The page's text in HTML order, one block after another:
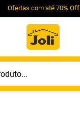
Ofertas com até 70% Off